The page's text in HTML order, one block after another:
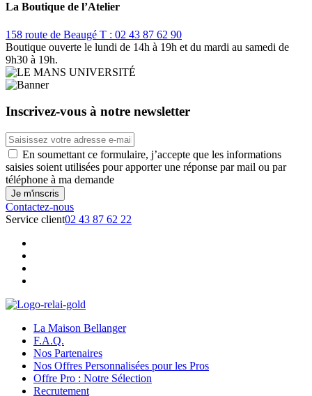
La Boutique de l’Atelier
158 route de Beaugé T : 02 43 87 62 90
Boutique ouverte le lundi de 14h à 19h et du mardi au samedi de
9h30 à 19h.
Inscrivez-vous à notre newsletter
En soumettant ce formulaire, j’accepte que les informations
saisies soient utilisées pour apporter une réponse par mail ou par
téléphone à ma demande
Contactez-nous
Service client02 43 87 62 22
La Maison Bellanger
F.A.Q.
Nos Partenaires
Nos Offres Personnalisées pour les Pros
Offre Pro : Notre Sélection
Recrutement